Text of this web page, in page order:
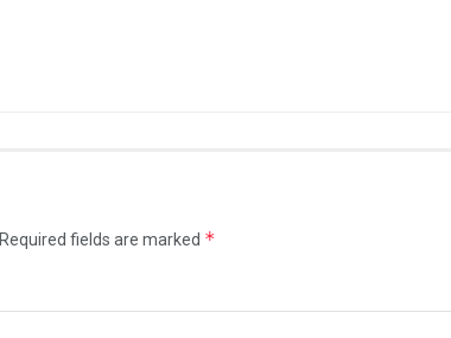
Required fields are marked *